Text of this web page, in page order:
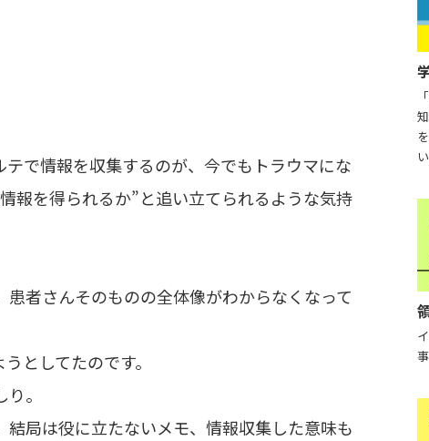
で情報を収集するのが、今でもトラウマにな
報を得られるか”と追い立てられるような気持
者さんそのものの全体像がわからなくなって
としてたのです。
。
局は役に立たないメモ、情報収集した意味も